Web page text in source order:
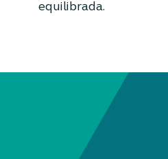
equilibrada.